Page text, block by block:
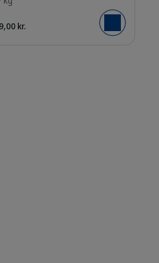
kr. Læg i kurv